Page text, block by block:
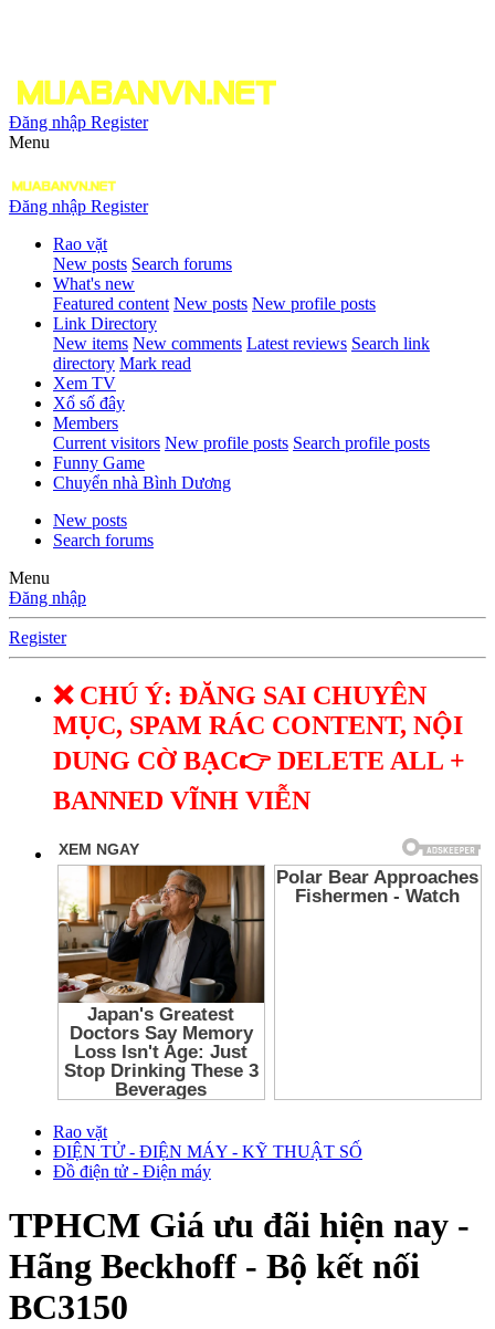
Đăng nhập Register
Menu
Đăng nhập Register
Rao vặt
New posts Search forums
What's new
Featured content New posts New profile posts
Link Directory
New items New comments Latest reviews Search link
directory Mark read
Xem TV
Xổ số đây
Members
Current visitors New profile posts Search profile posts
Funny Game
Chuyển nhà Bình Dương
New posts
Search forums
Menu
Đăng nhập
Register
❌ CHÚ Ý: ĐĂNG SAI CHUYÊN
MỤC, SPAM RÁC CONTENT, NỘI
DUNG CỜ BẠC👉 DELETE ALL +
BANNED VĨNH VIỄN
Rao vặt
ĐIỆN TỬ - ĐIỆN MÁY - KỸ THUẬT SỐ
Đồ điện tử - Điện máy
TPHCM Giá ưu đãi hiện nay -
Hãng Beckhoff - Bộ kết nối
BC3150